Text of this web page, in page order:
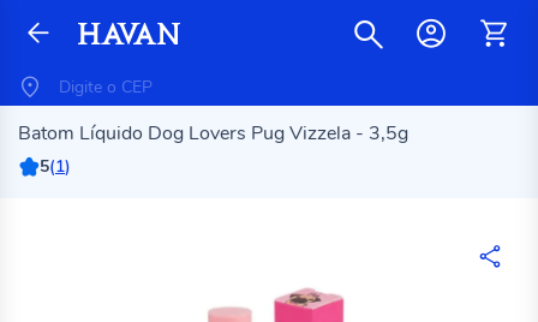
Batom Líquido Dog Lovers Pug Vizzela - 3,5g
5(1)